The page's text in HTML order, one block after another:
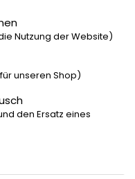
Nutzung der Website)
unseren Shop)
den Ersatz eines